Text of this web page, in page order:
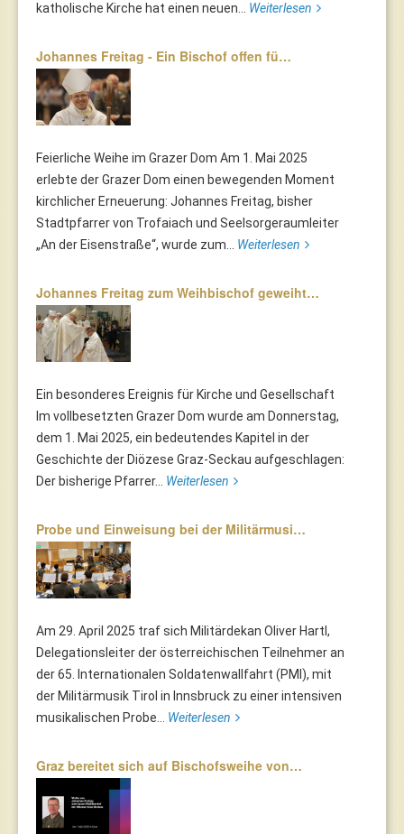
katholische Kirche hat einen neuen... Weiterlesen
Johannes Freitag - Ein Bischof offen fü…
Feierliche Weihe im Grazer Dom Am 1. Mai 2025
erlebte der Grazer Dom einen bewegenden Moment
kirchlicher Erneuerung: Johannes Freitag, bisher
Stadtpfarrer von Trofaiach und Seelsorgeraumleiter
„An der Eisenstraße“, wurde zum... Weiterlesen
Johannes Freitag zum Weihbischof geweiht…
Ein besonderes Ereignis für Kirche und Gesellschaft
Im vollbesetzten Grazer Dom wurde am Donnerstag,
dem 1. Mai 2025, ein bedeutendes Kapitel in der
Geschichte der Diözese Graz-Seckau aufgeschlagen:
Der bisherige Pfarrer... Weiterlesen
Probe und Einweisung bei der Militärmusi…
Am 29. April 2025 traf sich Militärdekan Oliver Hartl,
Delegationsleiter der österreichischen Teilnehmer an
der 65. Internationalen Soldatenwallfahrt (PMI), mit
der Militärmusik Tirol in Innsbruck zu einer intensiven
musikalischen Probe... Weiterlesen
Graz bereitet sich auf Bischofsweihe von…